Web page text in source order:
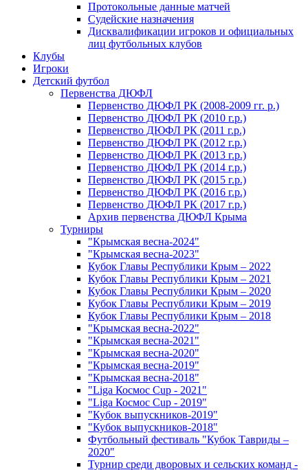
Протокольные данные матчей
Судейские назначения
Дисквалификации игроков и официальных
лиц футбольных клубов
Клубы
Игроки
Детский футбол
Первенства ДЮФЛ
Первенство ДЮФЛ РК (2008-2009 гг. р.)
Первенство ДЮФЛ РК (2010 г.р.)
Первенство ДЮФЛ РК (2011 г.р.)
Первенство ДЮФЛ РК (2012 г.р.)
Первенство ДЮФЛ РК (2013 г.р.)
Первенство ДЮФЛ РК (2014 г.р.)
Первенство ДЮФЛ РК (2015 г.р.)
Первенство ДЮФЛ РК (2016 г.р.)
Первенство ДЮФЛ РК (2017 г.р.)
Архив первенства ДЮФЛ Крыма
Турниры
"Крымская весна-2024"
"Крымская весна-2023"
Кубок Главы Республики Крым – 2022
Кубок Главы Республики Крым – 2021
Кубок Главы Республики Крым – 2020
Кубок Главы Республики Крым – 2019
Кубок Главы Республики Крым – 2018
"Крымская весна-2022"
"Крымская весна-2021"
"Крымская весна-2020"
"Крымская весна-2019"
"Крымская весна-2018"
"Liga Космос Cup - 2021"
"Liga Космос Cup - 2019"
"Кубок выпускников-2019"
"Кубок выпускников-2018"
Футбольный фестиваль "Кубок Тавриды –
2020"
Турнир среди дворовых и сельских команд -